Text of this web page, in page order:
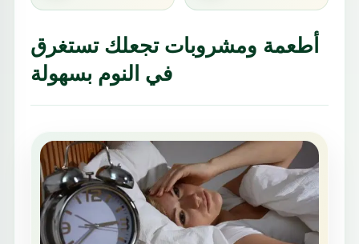
أطعمة ومشروبات تجعلك تستغرق
في النوم بسهولة